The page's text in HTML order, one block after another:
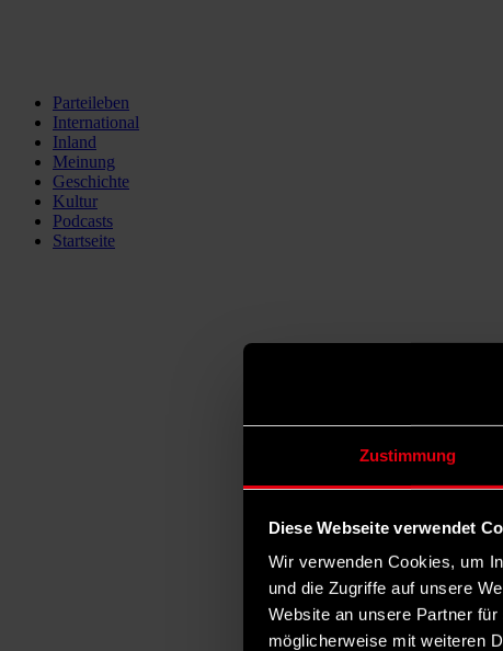
Zustimmung
Diese Webseite verwendet
Wir verwenden Cookies, um
und die Zugriffe auf unsere
Website an unsere Partner
möglicherweise mit weiteren
Parteileben
International
Inland
Meinung
Geschichte
Kultur
Podcasts
Startseite